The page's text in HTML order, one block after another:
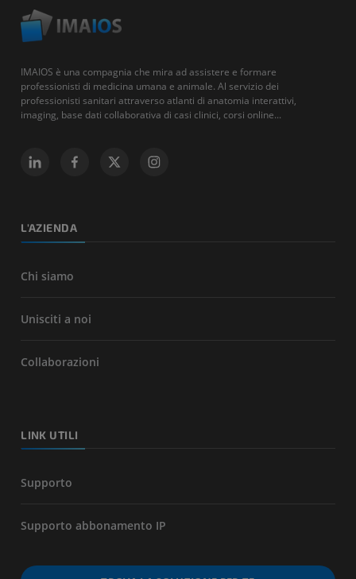
IMAIOS è una compagnia che mira ad assistere e formare
professionisti di medicina umana e animale. Al servizio dei
professionisti sanitari attraverso atlanti di anatomia interattivi,
imaging, base dati collaborativa di casi clinici, corsi online...
L'AZIENDA
Chi siamo
Unisciti a noi
Collaborazioni
LINK UTILI
Supporto
Supporto abbonamento IP